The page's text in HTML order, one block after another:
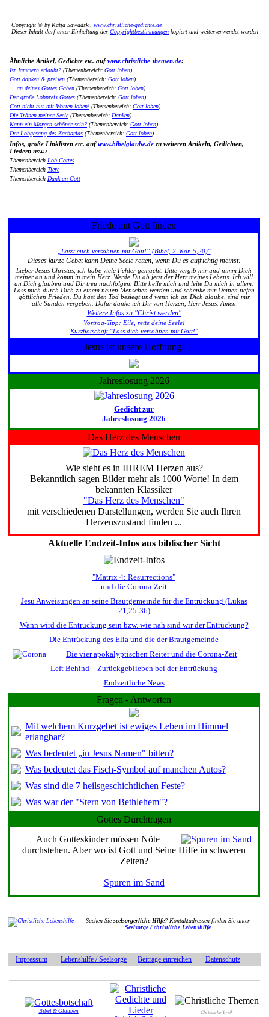
Copyright © by Katja Sawadski, www.christliche-gedichte.de
Dieser Inhalt darf unter Einhaltung der Copyrightbestimmungen kopiert und weiterverwendet werden
Ähnliche Artikel, Gedichte etc. aufwww.christliche-themen.de:
Ist Jammern erlaubt? (Themenbereich: Gott loben)
Gott danken & preisen (Themenbereich: Gott loben)
... an deines Gottes Gaben (Themenbereich: Gott loben)
Der große Lobpreis Gottes (Themenbereich: Gott loben)
Gott nicht nur mit Worten loben! (Themenbereich: Gott loben)
Die Tränen meiner Seele(Themenbereich: Danken)
Kann ein Morgen schöner sein? (Themenbereich: Gott loben)
Der Lobgesang des Zacharias (Themenbereich: Gott loben)
Infos, große Linklisten etc. aufwww.bibelglaube.de zu weiteren Artikeln, Gedichten,
Liedern usw.:
Themenbereich Lob Gottes
Themenbereich Tiere
Themenbereich Dank an Gott
Friede mit Gott finden
„Lasst euch versöhnen mit Gott!“ (Bibel, 2. Kor. 5,20)"
Dieses kurze Gebet kann Deine Seele retten, wenn Du es aufrichtig meinst:
Lieber Jesus Christus, ich habe viele Fehler gemacht. Bitte vergib mir und nimm Dich
meiner an und komm in mein Herz. Werde Du ab jetzt der Herr meines Lebens. Ich will
an Dich glauben und Dir treu nachfolgen. Bitte heile mich und leite Du mich in allem.
Lass mich durch Dich zu einem neuen Menschen werden und schenke mir Deinen tiefen
göttlichen Frieden. Du hast den Tod besiegt und wenn ich an Dich glaube, sind mir
alle Sünden vergeben. Dafür danke ich Dir von Herzen, Herr Jesus. Amen
Weitere Infos zu "Christ werden"
Vortrag-Tipp: Eile, rette deine Seele!
Kurzbotschaft "Lass dich versöhnen mit Gott!"
Jesus ist unsere Hoffnung!
Jahreslosung 2026
Gedicht zur
Jahreslosung 2026
Das Herz des Menschen
Wie sieht es in IHREM Herzen aus?
Bekanntlich sagen Bilder mehr als 1000 Worte! In dem
bekannten Klassiker
"Das Herz des Menschen"
mit verschiedenen Darstellungen, werden Sie auch Ihren
Herzenszustand finden ...
Aktuelle Endzeit-Infos aus biblischer Sicht
"Matrix 4: Resurrections"
und die Corona-Zeit
Jesu Anweisungen an seine Brautgemeinde für die Entrückung (Lukas
21,25-36)
Wann wird die Entrückung sein bzw. wie nah sind wir der Entrückung?
Die Entrückung des Elia und die der Brautgemeinde
Die vier apokalyptischen Reiter und die Corona-Zeit
Left Behind – Zurückgeblieben bei der Entrückung
Endzeitliche News
Fragen - Antworten
Mit welchem Kurzgebet ist ewiges Leben im Himmel
erlangbar?
Was bedeutet „in Jesus Namen" bitten?
Was bedeutet das Fisch-Symbol auf manchen Autos?
Was sind die 7 heilsgeschichtlichen Feste?
Was war der "Stern von Bethlehem"?
Gottes Durchtragen
Auch Gotteskinder müssen Nöte
durchstehen. Aber wo ist Gott und Seine Hilfe in schweren
Zeiten?
Spuren im Sand
Suchen Sieseelsorgerliche Hilfe? Kontaktadressen finden Sie unter
Seelsorge / christliche Lebenshilfe
Impressum Lebenshilfe / Seelsorge Beiträge einreichen Datenschutz
Bibel & Glauben
Christliche Lyrik